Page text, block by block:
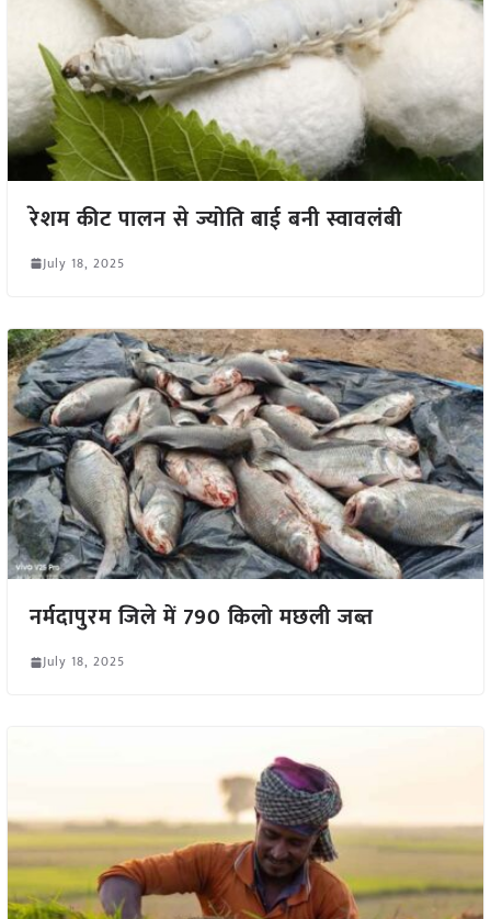
रेशम कीट पालन से ज्योति बाई बनी स्वावलंबी
July 18, 2025
नर्मदापुरम जिले में 790 किलो मछली जब्त
July 18, 2025